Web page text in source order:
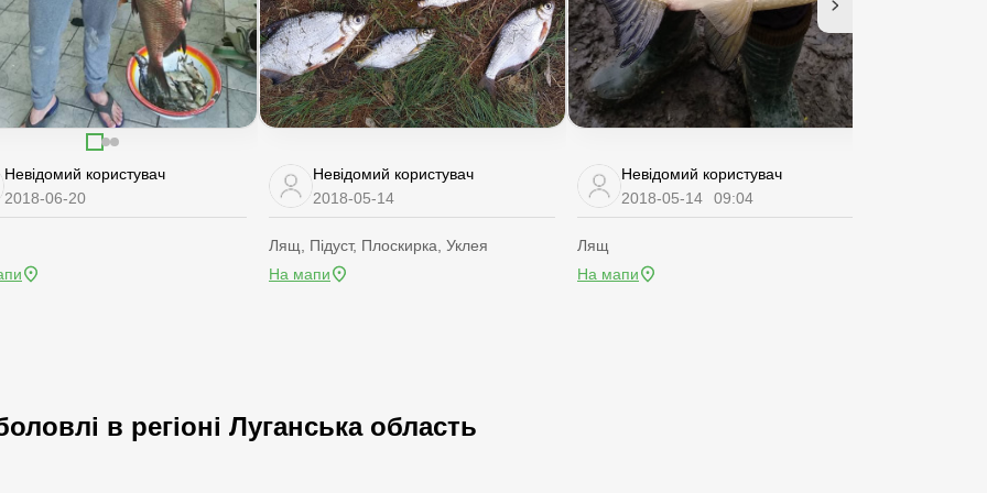
Невідомий користувач
2018-06-20
Невідомий користувач
2018-05-14
Лящ, Підуст, Плоскирка, Уклея
На мапи
Невідомий користувач
2018-05-14
09:04
Лящ
На мапи
в регіоні Луганська область